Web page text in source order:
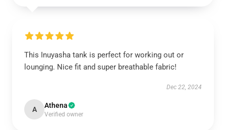
This Inuyasha tank is perfect for working out or
lounging. Nice fit and super breathable fabric!
Dec 22, 2024
A Athena
Verified owner